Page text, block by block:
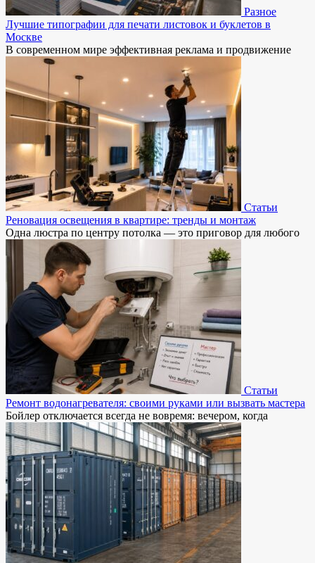
Разное
Лучшие типографии для печати листовок и буклетов в
Москве
В современном мире эффективная реклама и продвижение
Статьи
Реновация освещения в квартире: тренды и монтаж
Одна люстра по центру потолка — это приговор для любого
Статьи
Ремонт водонагревателя: своими руками или вызвать мастера
Бойлер отключается всегда не вовремя: вечером, когда